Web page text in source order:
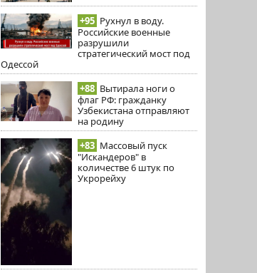
+95 Рухнул в воду.
Российские военные
разрушили
стратегический мост под
Одессой
+88 Вытирала ноги о
флаг РФ: гражданку
Узбекистана отправляют
на родину
+83 Массовый пуск
"Искандеров" в
количестве 6 штук по
Укрорейху